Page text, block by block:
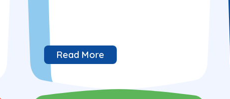
Read More